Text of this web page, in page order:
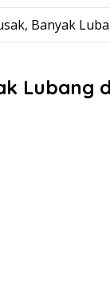
Banyak
Lubang